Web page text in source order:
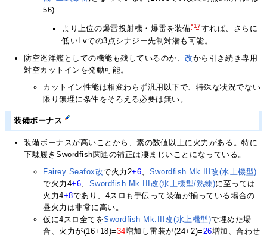
56)
より上位の爆雷投射機・爆雷を装備*17すれば、さらに
低いLvでの3点シナジー先制対潜も可能。
防空巡洋艦としての機能も残しているのか、改から引き続き専用
対空カットインを発動可能。
カットイン性能は相変わらず汎用以下で、特殊な状況でない
限り無理に条件をそろえる必要は無い。
装備ボーナス
装備ボーナスが高いことから、素の数値以上に火力がある。特に
下駄履きSwordfish関連の補正は凄まじいことになっている。
Fairey Seafox改で火力2+6、 Swordfish Mk.III改(水上機型)
で火力4+6、 Swordfish Mk.III改(水上機型/熟練)に至っては
火力4+8であり、4スロも手伝って装備が揃っている場合の
昼火力は非常に高い。
仮に4スロ全てをSwordfish Mk.III改(水上機型)で埋めた場
合、火力が(16+18)=34増加し雷装が(24+2)=26増加、合わせ